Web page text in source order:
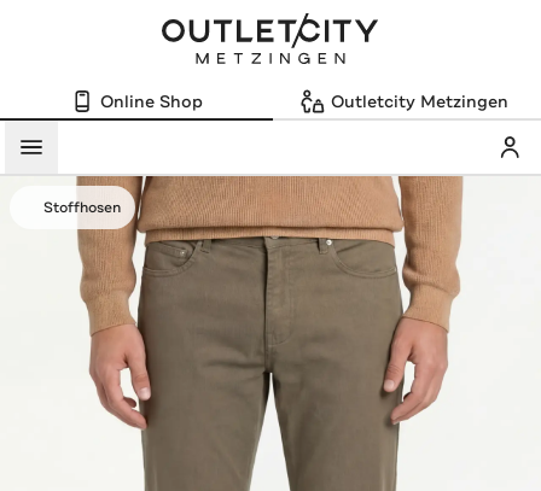
Online Shop Outletcity Metzingen
Menü
Stoffhosen